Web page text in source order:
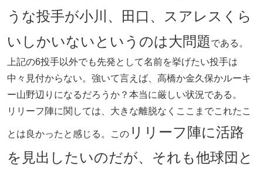
うな投手が小川、田口、スアレスくら
いしかいないというのは大問題である。
上記の6投手以外でも先発として名前を挙げたい投手は
中々見付からない。強いて言えば、高橋か金久保かルーキ
ー山野辺りになるだろうか？本当に厳しい状況である。
リリーフ陣に関しては、大きな離脱なくここまでこれたこ
とは良かったと感じる。この リリーフ陣に活路
を見出したいのだが、それも他球団と